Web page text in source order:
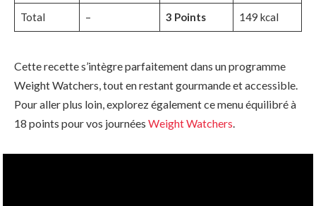
Total – 3 Points 149 kcal
Cette recette s’intègre parfaitement dans un programme
Weight Watchers, tout en restant gourmande et accessible.
Pour aller plus loin, explorez également ce menu équilibré à
18 points pour vos journées Weight Watchers.